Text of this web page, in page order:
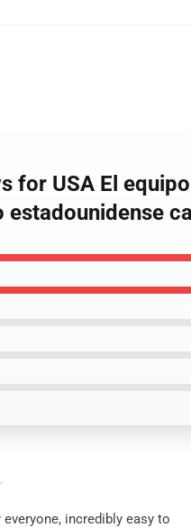
for USA El
estadounidense
incredibly easy to